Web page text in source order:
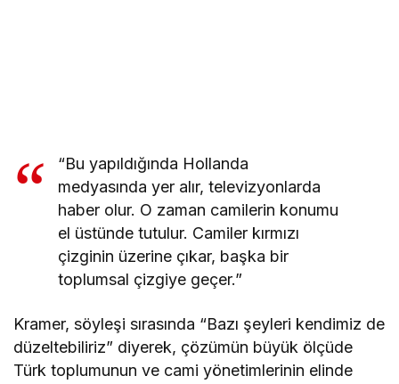
“Bu yapıldığında Hollanda
medyasında yer alır, televizyonlarda
haber olur. O zaman camilerin konumu
el üstünde tutulur. Camiler kırmızı
çizginin üzerine çıkar, başka bir
toplumsal çizgiye geçer.”
Kramer, söyleşi sırasında “Bazı şeyleri kendimiz de
düzeltebiliriz” diyerek, çözümün büyük ölçüde
Türk toplumunun ve cami yönetimlerinin elinde